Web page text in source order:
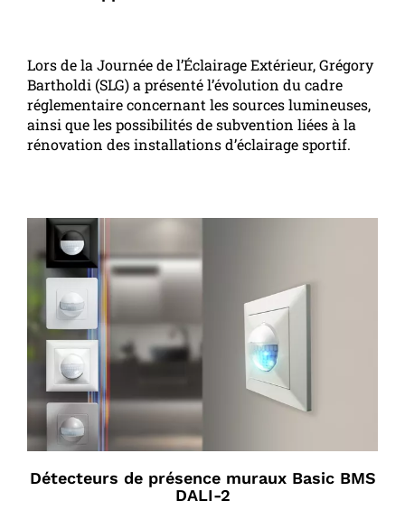
Lors de la Journée de l’Éclairage Extérieur, Grégory
Bartholdi (SLG) a présenté l’évolution du cadre
réglementaire concernant les sources lumineuses,
ainsi que les possibilités de subvention liées à la
rénovation des installations d’éclairage sportif.
Détecteurs de présence muraux Basic BMS
DALI-2